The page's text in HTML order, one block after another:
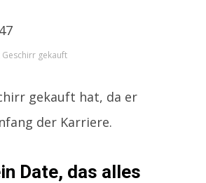
gekauft
gekauft hat, da er
der Karriere.
Date, das alles